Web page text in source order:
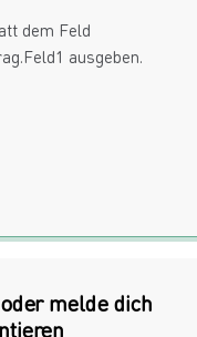
dem Feld
ausgeben.
melde dich